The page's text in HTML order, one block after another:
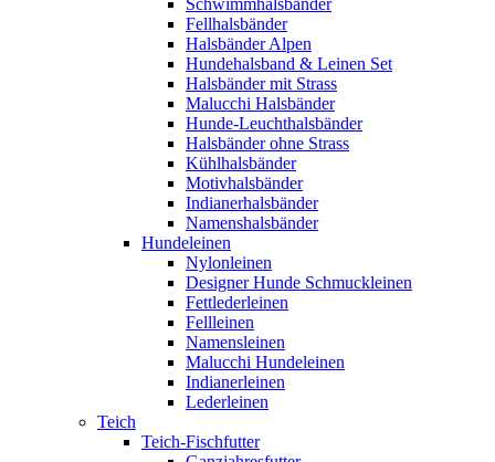
Schwimmhalsbänder
Fellhalsbänder
Halsbänder Alpen
Hundehalsband & Leinen Set
Halsbänder mit Strass
Malucchi Halsbänder
Hunde-Leuchthalsbänder
Halsbänder ohne Strass
Kühlhalsbänder
Motivhalsbänder
Indianerhalsbänder
Namenshalsbänder
Hundeleinen
Nylonleinen
Designer Hunde Schmuckleinen
Fettlederleinen
Fellleinen
Namensleinen
Malucchi Hundeleinen
Indianerleinen
Lederleinen
Teich
Teich-Fischfutter